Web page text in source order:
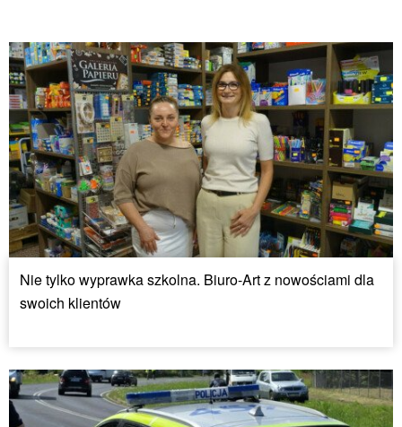
Nie tylko wyprawka szkolna. Biuro-Art z nowościami dla
swoich klientów